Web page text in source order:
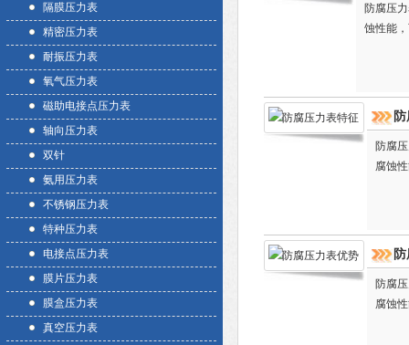
隔膜压力表
精密压力表
耐振压力表
氧气压力表
磁助电接点压力表
轴向压力表
双针
氨用压力表
不锈钢压力表
特种压力表
电接点压力表
膜片压力表
膜盒压力表
真空压力表
防腐压
蚀性能
防腐
腐蚀
防腐
腐蚀